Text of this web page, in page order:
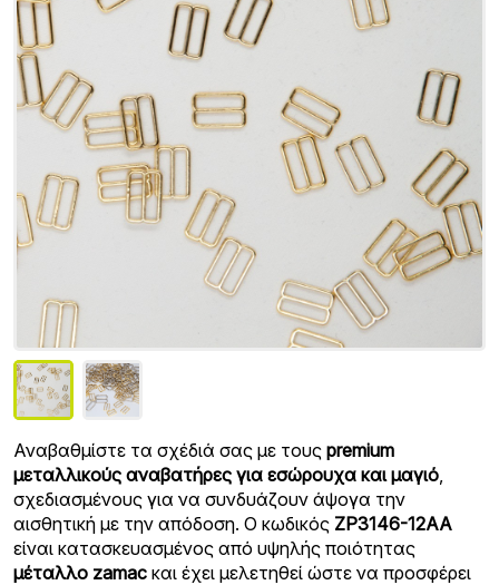
Αναβαθμίστε τα σχέδιά σας με τους premium
μεταλλικούς αναβατήρες για εσώρουχα και μαγιό,
σχεδιασμένους για να συνδυάζουν άψογα την
αισθητική με την απόδοση. Ο κωδικός ZP3146-12AA
είναι κατασκευασμένος από υψηλής ποιότητας
μέταλλο zamac και έχει μελετηθεί ώστε να προσφέρει